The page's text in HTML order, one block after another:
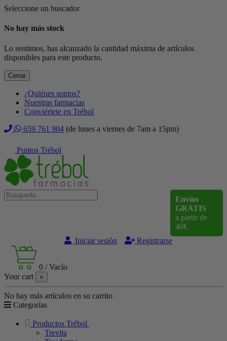
Seleccione un buscador
No hay más stock
Lo sentimos, has alcanzado la cantidad máxima de artículos
disponibles para este producto.
Cerrar
¿Quiénes somos?
Nuestras farmacias
Conviértete en Trébol
659 761 904 (de lunes a viernes de 7am a 15pm)
Puntos Trébol
Envíos
GRATIS
a partir de
40€
Iniciar sesión
Registrarse
0 /Vacío
Your cart
×
No hay más artículos en su carrito
Categorías
Productos Trébol
Trevita